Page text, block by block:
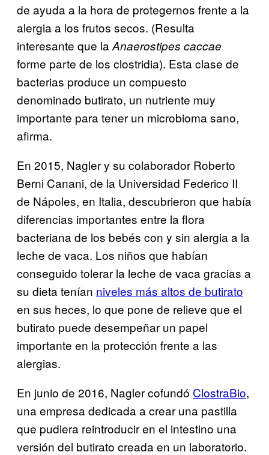
de ayuda a la hora de protegernos frente a la
alergia a los frutos secos. (Resulta
interesante que la Anaerostipes caccae
forme parte de los clostridia). Esta clase de
bacterias produce un compuesto
denominado butirato, un nutriente muy
importante para tener un microbioma sano,
afirma.
En 2015, Nagler y su colaborador Roberto
Berni Canani, de la Universidad Federico II
de Nápoles, en Italia, descubrieron que había
diferencias importantes entre la flora
bacteriana de los bebés con y sin alergia a la
leche de vaca. Los niños que habían
conseguido tolerar la leche de vaca gracias a
su dieta tenían niveles más altos de butirato
en sus heces, lo que pone de relieve que el
butirato puede desempeñar un papel
importante en la protección frente a las
alergias.
En junio de 2016, Nagler cofundó ClostraBio,
una empresa dedicada a crear una pastilla
que pudiera reintroducir en el intestino una
versión del butirato creada en un laboratorio.